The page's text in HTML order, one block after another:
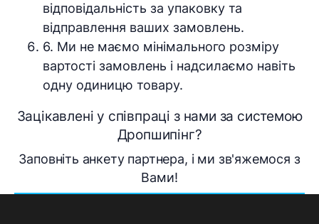
відповідальність за упаковку та
відправлення ваших замовлень.
6. Ми не маємо мінімального розміру
вартості замовлень і надсилаємо навіть
одну одиницю товару.
Зацікавлені у співпраці з нами за системою
Дропшипінг?
Заповніть анкету партнера, і ми зв'яжемося з
Вами!